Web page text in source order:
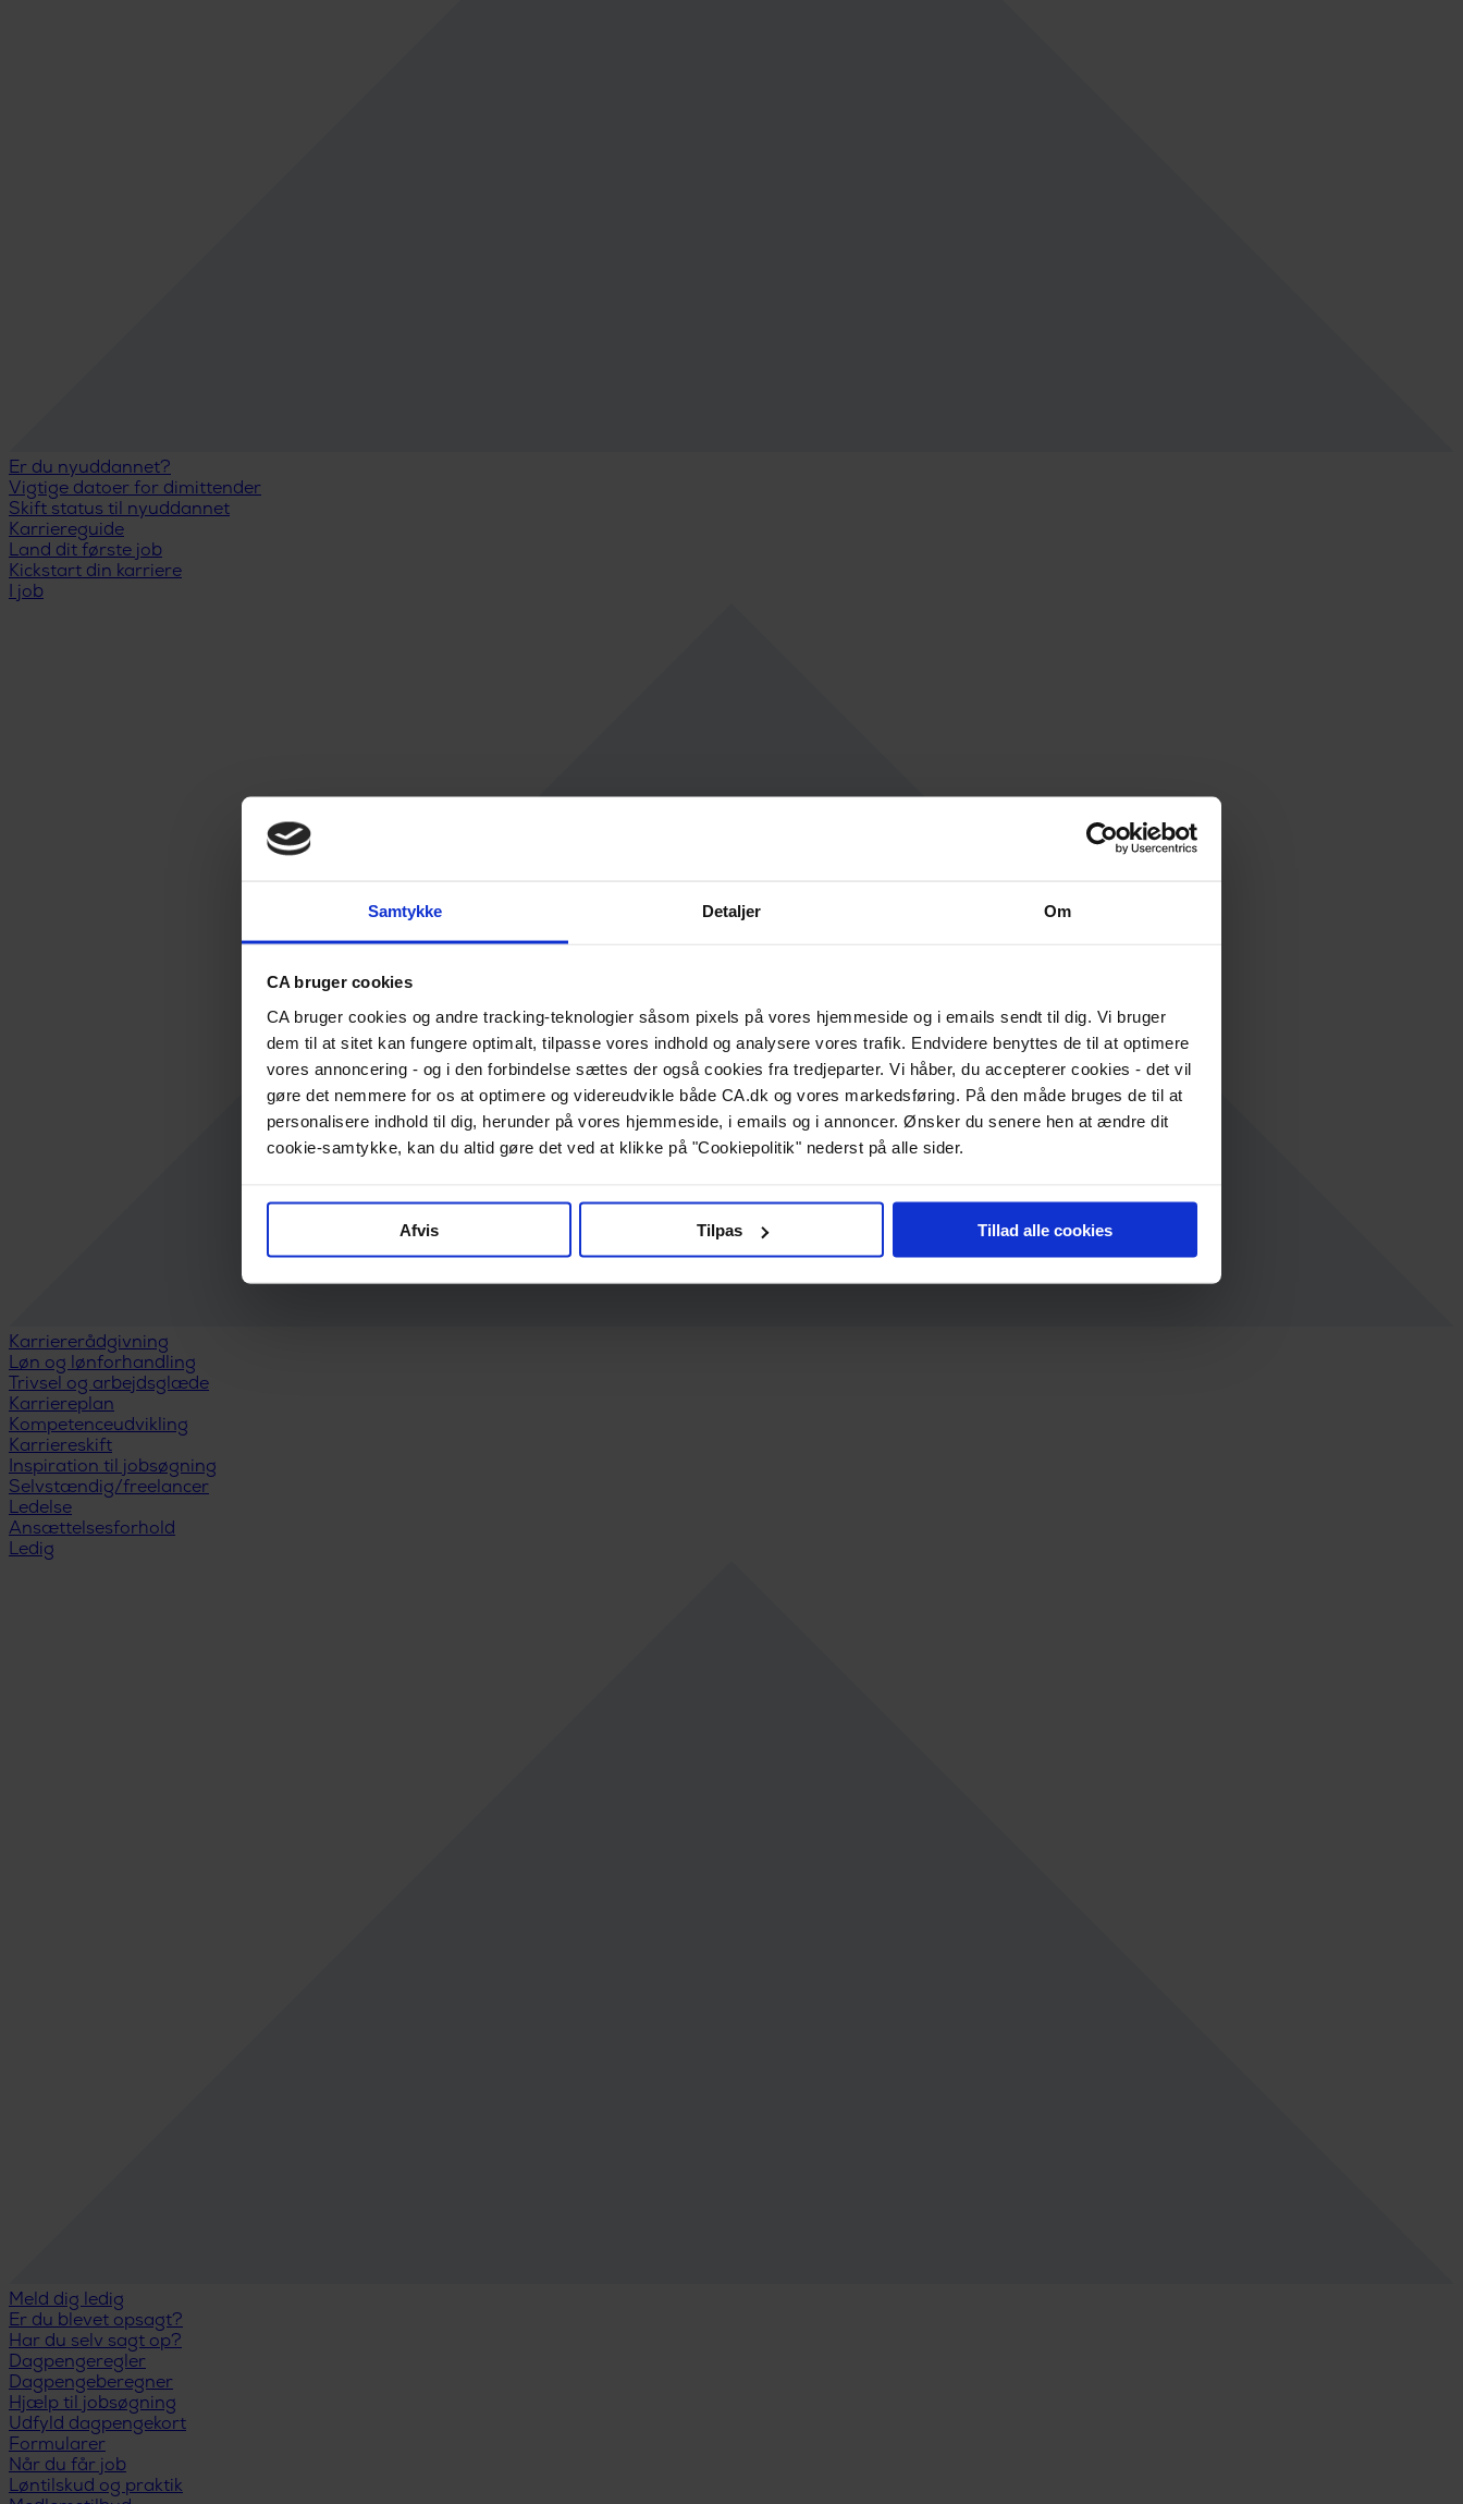
Samtykke Detaljer Om
CA bruger cookies
CA bruger cookies og andre tracking-teknologier såsom pixels på vores hjemmeside og i emails sendt til dig. Vi bruger
dem til at sitet kan fungere optimalt, tilpasse vores indhold og analysere vores trafik. Endvidere benyttes de til at optimere
vores annoncering - og i den forbindelse sættes der også cookies fra tredjeparter. Vi håber, du accepterer cookies - det vil
gøre det nemmere for os at optimere og videreudvikle både CA.dk og vores markedsføring. På den måde bruges de til at
personalisere indhold til dig, herunder på vores hjemmeside, i emails og i annoncer. Ønsker du senere hen at ændre dit
cookie-samtykke, kan du altid gøre det ved at klikke på "Cookiepolitik" nederst på alle sider.
Afvis Tilpas Tillad alle cookies
Er du nyuddannet?
Vigtige datoer for dimittender
Skift status til nyuddannet
Karriereguide
Land dit første job
Kickstart din karriere
I job
Karriererådgivning
Løn og lønforhandling
Trivsel og arbejdsglæde
Karriereplan
Kompetenceudvikling
Karriereskift
Inspiration til jobsøgning
Selvstændig/freelancer
Ledelse
Ansættelsesforhold
Ledig
Meld dig ledig
Er du blevet opsagt?
Har du selv sagt op?
Dagpengeregler
Dagpengeberegner
Hjælp til jobsøgning
Udfyld dagpengekort
Formularer
Når du får job
Løntilskud og praktik